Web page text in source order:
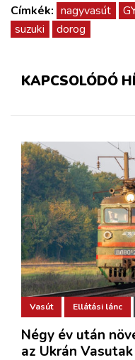
Címkék: nagyvasút
suzuki
dorog
KAPCSOLÓDÓ
Vasút Ellátási lánc
Négy év után
az Ukrán Vasutak